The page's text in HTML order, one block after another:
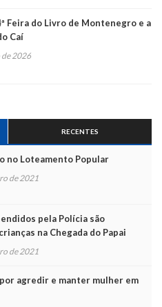
Feira do Livro de Montenegro e a
Caí
de 2026
RECENTES
no Loteamento Popular
de 2021
pela Polícia são
na Chegada do Papai
de 2021
agredir e manter mulher em